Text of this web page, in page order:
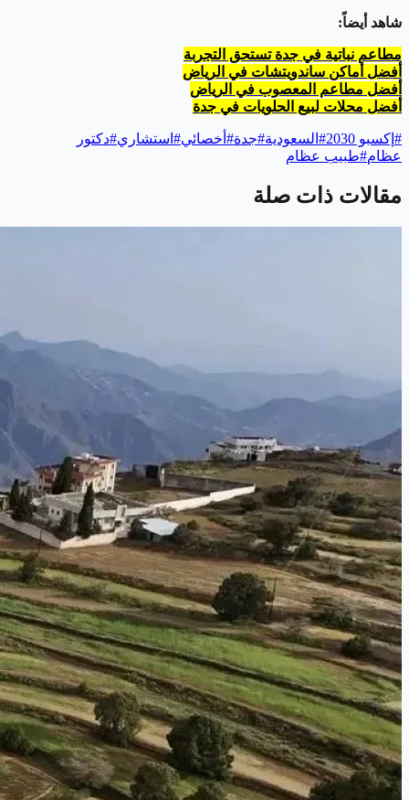
شاهد أيضاً:
مطاعم نباتية في جدة تستحق التجربة
أفضل أماكن ساندويتشات في الرياض
أفضل مطاعم المعصوب في الرياض
أفضل محلات لبيع الحلويات في جدة
# إكسبو 2030 # السعودية#جدة# أخصائي# استشاري#دكتور
عظام#طبيب عظام
مقالات ذات صلة